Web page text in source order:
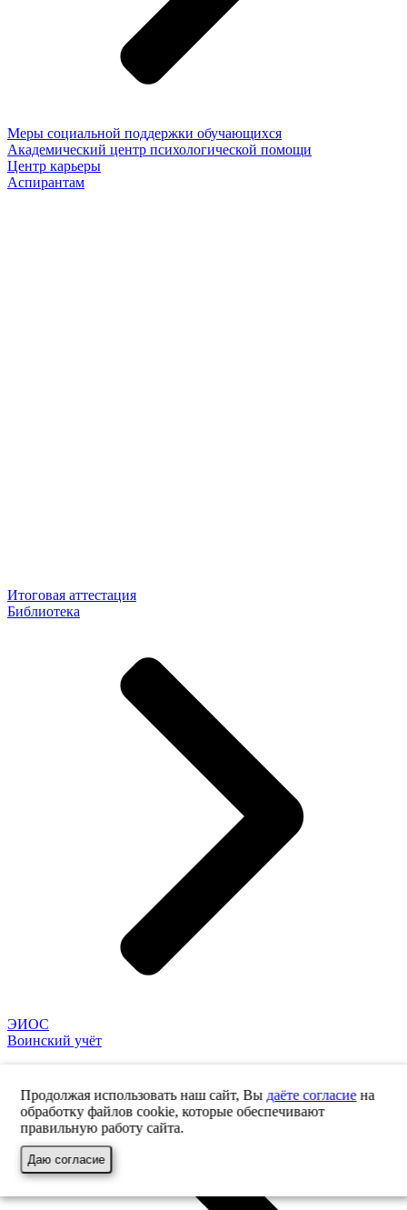
Меры социальной поддержки обучающихся
Академический центр психологической помощи
Центр карьеры
Аспирантам
Итоговая аттестация
Библиотека
ЭИОС
Воинский учёт
Продолжая использовать наш сайт, Вы даёте согласиена
обработку файлов cookie, которые обеспечивают
правильную работу сайта.
Даю согласие